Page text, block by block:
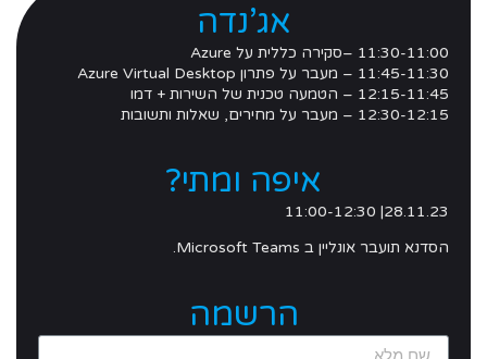
אג’נדה
11:30-11:00 –סקירה כללית על Azure
11:45-11:30 – מעבר על פתרון Azure Virtual Desktop
12:15-11:45 – הטמעה טכנית של השירות + דמו
12:30-12:15 – מעבר על מחירים, שאלות ותשובות
איפה ומתי?
28.11.23| 11:00-12:30
הסדנא תועבר אונליין ב Microsoft Teams.
הרשמה